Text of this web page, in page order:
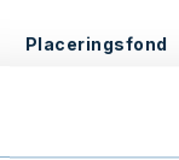
Placeringsfond